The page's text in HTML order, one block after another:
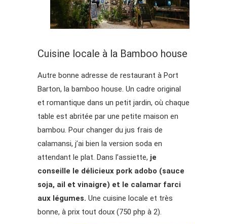
Cuisine locale à la Bamboo house
Autre bonne adresse de restaurant à Port
Barton, la bamboo house. Un cadre original
et romantique dans un petit jardin, où chaque
table est abritée par une petite maison en
bambou. Pour changer du jus frais de
calamansi, j’ai bien la version soda en
attendant le plat. Dans l’assiette, je
conseille le délicieux pork adobo (sauce
soja, ail et vinaigre) et le calamar farci
aux légumes. Une cuisine locale et très
bonne, à prix tout doux (750 php à 2).